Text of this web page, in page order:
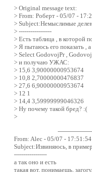
> Original message text:
> From: Роберт - 05/07 -
> Subject:Немыслимые
> -----------------
> Есть таблица , в которой
> Я пытаюсь его показать ,
> Select GodovojPr ,
> и получаю УЖАС:
> 15,6 3,90000000953674
> 10,8 2,70000000476837
> 27,6 6,90000000953674
> 12 1
> 14,4 3,59999999046326
> Ну почему такой бред? :(
>
From: Alec - 05/07 - 17:51:54
Subject:Извиняюсь, в
-----------------
а так оно и есть
такая вот, понимаешь,